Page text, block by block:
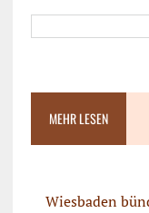
MEHR LESEN
Wiesbaden